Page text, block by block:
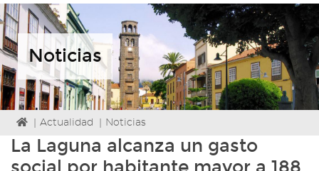
página
de
Facebook
página
de
Twitter
canal
de
Youtube
Noticias
Icono
Home
para
Actualidad Noticias
La Laguna alcanza un gasto